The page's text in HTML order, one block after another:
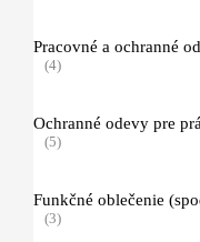
Pracovné a ochranné
(4)
Ochranné odevy pre
(5)
Funkčné oblečenie
(3)